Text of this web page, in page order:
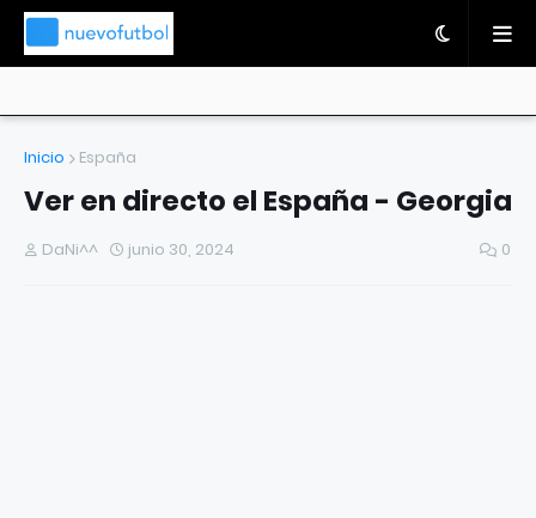
Inicio España
Ver en directo el España - Georgia
DaNi^^ junio 30, 2024 0